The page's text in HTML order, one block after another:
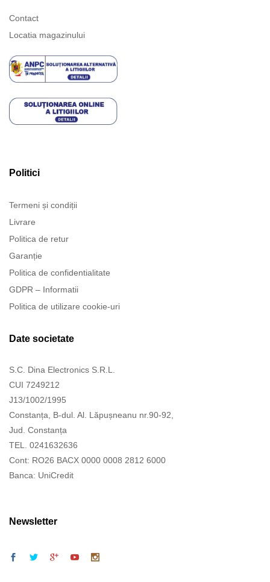
Contact
Locatia magazinului
Politici
Termeni și condiții
Livrare
Politica de retur
Garanție
Politica de confidentialitate
GDPR – Informatii
Politica de utilizare cookie-uri
Date societate
S.C. Dina Electronics S.R.L.
CUI 7249212
J13/1002/1995
Constanța, B-dul. Al. Lăpușneanu nr.90-92,
Jud. Constanța
TEL. 0241632636
Cont: RO26 BACX 0000 0008 2812 6000
Banca: UniCredit
Newsletter